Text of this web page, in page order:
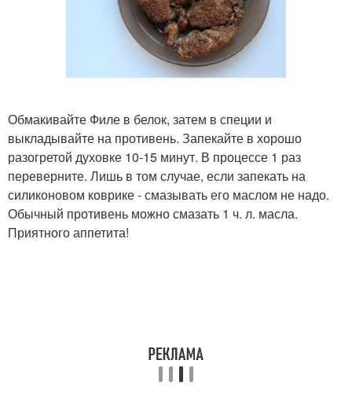
Обмакивайте Филе в белок, затем в специи и
выкладывайте на противень. Запекайте в хорошо
разогретой духовке 10-15 минут. В процессе 1 раз
переверните. Лишь в том случае, если запекать на
силиконовом коврике - смазывать его маслом не надо.
Обычный противень можно смазать 1 ч. л. масла.
Приятного аппетита!